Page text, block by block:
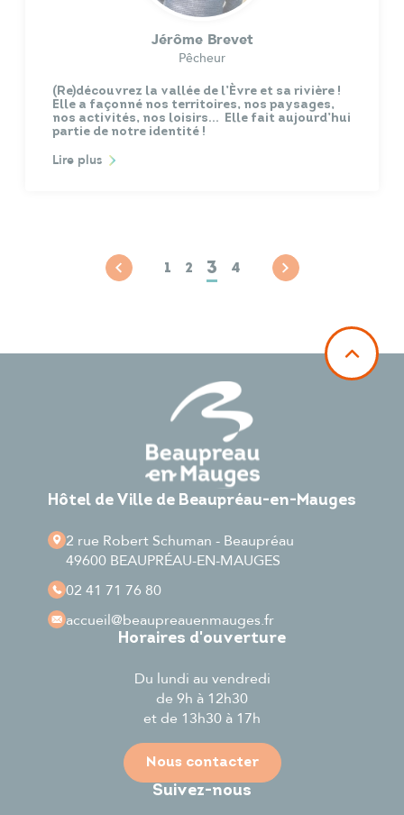
Jérôme Brevet
Pêcheur
(Re)découvrez la vallée de l’Èvre et sa rivière !
Elle a façonné nos territoires, nos paysages,
nos activités, nos loisirs… Elle fait aujourd’hui
partie de notre identité !
Lire plus
1 2 3 4
Hôtel de Ville de Beaupréau-en-Mauges
2 rue Robert Schuman - Beaupréau
49600 BEAUPRÉAU-EN-MAUGES
02 41 71 76 80
accueil@beaupreauenmauges.fr
Horaires d'ouverture
Du lundi au vendredi
de 9h à 12h30
et de 13h30 à 17h
Nous contacter
Suivez-nous